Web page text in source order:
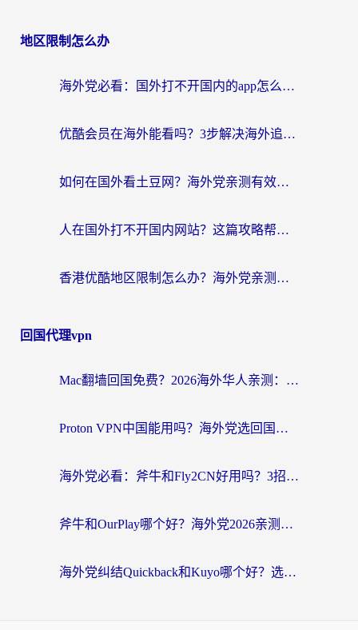
地区限制怎么办
海外党必看：国外打不开国内的app怎么办？3步解决你的乡愁
优酷会员在海外能看吗？3步解决海外追剧难题，附实测好用加速器推荐
如何在国外看土豆网？海外党亲测有效的追剧加速器选择指南
人在国外打不开国内网站？这篇攻略帮你无缝解锁国内资源（附交管12123使用技巧）
香港优酷地区限制怎么办？海外党亲测有效的追剧解决方案
回国代理vpn
Mac翻墙回国免费？2026海外华人亲测：从CCTV5直播到国内APP，这样选加速器才靠谱
Proton VPN中国能用吗？海外党选回国加速器的避坑指南（附番茄加速器实测）
海外党必看：斧牛和Fly2CN好用吗？3招教你选对回国加速器（附免费试用攻略）
斧牛和OurPlay哪个好？海外党2026亲测：选对加速器，国内资源秒加载
海外党纠结Quickback和Kuyo哪个好？选对回国加速器才能无缝刷国内资源